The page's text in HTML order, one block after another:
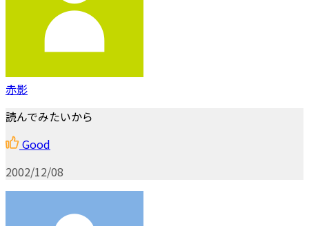
赤影
読んでみたいから
Good
2002/12/08